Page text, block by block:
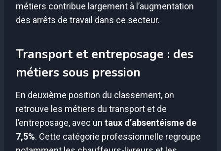
métiers contribue largement à l’augmentation
des arrêts de travail dans ce secteur.
Transport et entreposage : des
métiers sous pression
En deuxième position du classement, on
retrouve les métiers du transport et de
l’entreposage, avec un taux d’absentéisme de
7,5%. Cette catégorie professionnelle regroupe